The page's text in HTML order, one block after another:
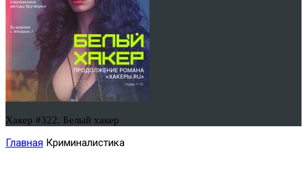
Хакер #322. Белый хакер
Главная Криминалистика